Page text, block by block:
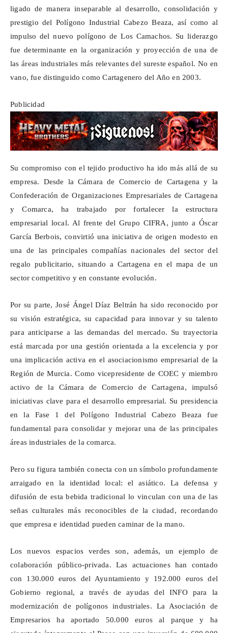
ligado de manera inseparable al desarrollo, consolidación y
prestigio del Polígono Industrial CabezoBeaza, así como al
impulso del nuevo polígono de Los Camachos. Su liderazgo
fue determinante en la organización y proyección de una de
las áreas industriales más relevantes del sureste español. No en
vano, fue distinguido como Cartagenero del Año en 2003.
Publicidad
Su compromiso con el tejido productivo ha ido más allá de su
empresa. Desde la Cámara de Comercio de Cartagena y la
Confederación de Organizaciones Empresariales de Cartagena
y Comarca, ha trabajado por fortalecer la estructura
empresarial local. Al frente del Grupo CIFRA, junto a Óscar
García Berbois, convirtió una iniciativa de origen modesto en
una de las principales compañías nacionales del sector del
regalo publicitario, situando a Cartagena en el mapa de un
sector competitivo y en constante evolución.
Por su parte, José Ángel Díaz Beltrán ha sido reconocido por
su visión estratégica, su capacidad para innovar y su talento
para anticiparse a las demandas del mercado. Su trayectoria
está marcada por una gestión orientada a la excelencia y por
una implicación activa en el asociacionismo empresarial de la
Región de Murcia. Como vicepresidente de COEC y miembro
activo de la Cámara de Comercio de Cartagena, impulsó
iniciativas clave para el desarrollo empresarial. Su presidencia
en la Fase 1 del Polígono Industrial CabezoBeaza fue
fundamental para consolidar y mejorar una de las principales
áreas industriales de la comarca.
Pero su figura también conecta con un símbolo profundamente
arraigado en la identidad local: el asiático. La defensa y
difusión de esta bebida tradicional lo vinculan con una de las
señas culturales más reconocibles de la ciudad, recordando
que empresa e identidad pueden caminar de la mano.
Los nuevos espacios verdes son, además, un ejemplo de
colaboración público-privada. Las actuaciones han contado
con 130.000 euros del Ayuntamiento y 192.000 euros del
Gobierno regional, a través de ayudas del INFO para la
modernización de polígonos industriales. La Asociación de
Empresarios ha aportado 50.000 euros al parque y ha